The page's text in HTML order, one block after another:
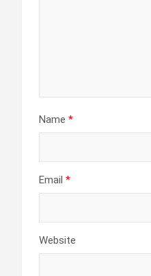
Name *
Email *
Website